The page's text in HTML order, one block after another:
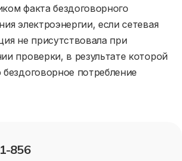
факта бездоговорного
электроэнергии, если сетевая
не присутствовала при
проверки, в результате которой
потребление
856
и показания
нарушения обязательств по оплате